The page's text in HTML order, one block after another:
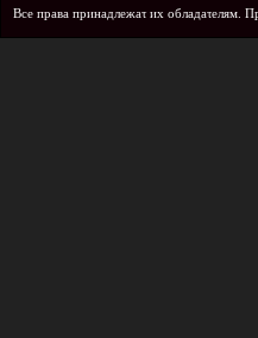
Bce пpaвa пpинaдлeжaτ иx οблaдaτeлям.